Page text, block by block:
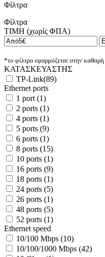
Φίλτρα
Φίλτρα
ΤΙΜΗ (χωρίς ΦΠΑ)
*το φίλτρο εφαρμόζεται στην καθαρή
ΚΑΤΑΣΚΕΥΑΣΤΗΣ
TP-Link(89)
Ethernet ports
1 port (1)
2 ports (1)
4 ports (1)
5 ports (9)
6 ports (1)
8 ports (15)
10 ports (1)
16 ports (9)
18 ports (1)
24 ports (5)
26 ports (1)
48 ports (5)
52 ports (1)
Ethernet speed
10/100 Mbps (10)
10/100/1000 Mbps (42)